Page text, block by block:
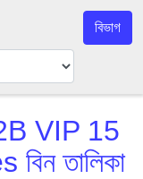
বিভাগ
VIP 15
তালিকা